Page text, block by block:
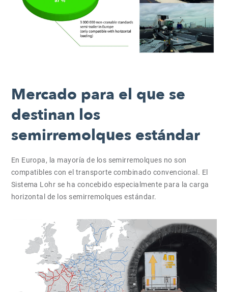
Mercado para el que se
destinan los
semirremolques estándar
En Europa, la mayoría de los semirremolques no son
compatibles con el transporte combinado convencional. El
Sistema Lohr se ha concebido especialmente para la carga
horizontal de los semirremolques estándar.